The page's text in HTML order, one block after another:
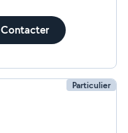
Contacter
Particulier